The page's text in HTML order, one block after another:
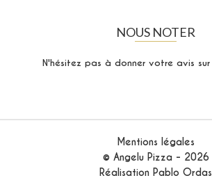
NOUS NOTER
N'hésitez pas à donner votre avis sur
Mentions légales
© Angelu Pizza - 2026
Réalisation Pablo Ordas